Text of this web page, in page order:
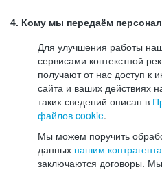
4. Кому мы передаём
Для улучшения работы
сервисами контекстной
получают от нас доступ
сайта и ваших действиях
таких сведений описан в
файлов cookie.
Мы можем поручить
данных нашим
заключаются договоры.